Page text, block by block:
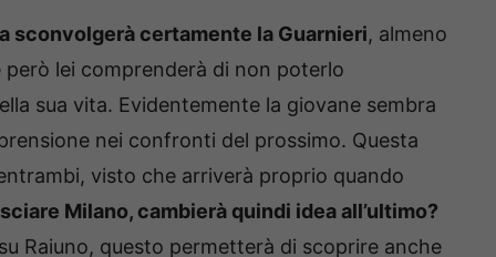
sconvolgerà certamente la Guarnieri, almeno
lei comprenderà di non poterlo
sua vita. Evidentemente la giovane sembra
nei confronti del prossimo. Questa
visto che arriverà proprio quando
Milano, cambierà quindi idea all’ultimo?
Raiuno, questo permetterà di scoprire anche